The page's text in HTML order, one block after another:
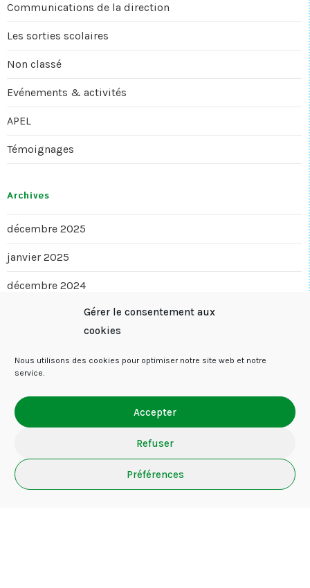
Gérer le consentement aux
cookies
Nous utilisons des cookies pour optimiser notre site web et notre
service.
Accepter
Refuser
Préférences
Communications de la direction
Les sorties scolaires
Non classé
Evénements & activités
APEL
Témoignages
Archives
décembre 2025
janvier 2025
décembre 2024
novembre 2024
juin 2024
mars 2024
février 2024
décembre 2023
juillet 2023